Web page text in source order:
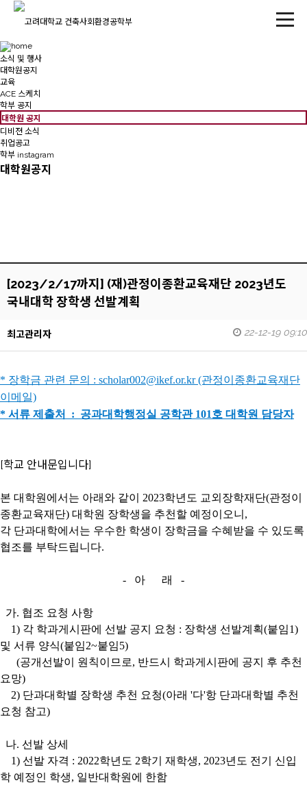
소식 및 행사
대학원공지
교육
ACE 스케치
학부 공지
대학원 공지
디비젼 소식
취업공고
학부 instagram
대학원공지
[2023/2/17까지] (재)관정이종환교육재단 2023년도
국내대학 장학생 선발계획
최고관리자 22-12-19 09:10
* 장학금 관련 문의 : scholar002@ikef.or.kr (관정이종환교육재단
이메일)
* 서류 제출처 : 공과대학행정실 공학관 101호 대학원 담당자
[학교 안내문입니다]
본 대학원에서는 아래와 같이 2023학년도 교외장학재단(관정이
종환교육재단) 대학원 장학생을 추천할 예정이오니,
각 단과대학에서는 우수한 학생이 장학금을 수혜받을 수 있도록
협조를 부탁드립니다.
- 아 래 -
가. 협조 요청 사항
1) 각 학과게시판에 선발 공지 요청 : 장학생 선발계획(붙임1)
및 서류 양식(붙임2~붙임5)
(공개선발이 원칙이므로, 반드시 학과게시판에 공지 후 추천
요망)
2) 단과대학별 장학생 추천 요청(아래 '다'항 단과대학별 추천
요청 참고)
나. 선발 상세
1) 선발 자격 : 2022학년도 2학기 재학생, 2023년도 전기 신입
학 예정인 학생, 일반대학원에 한함